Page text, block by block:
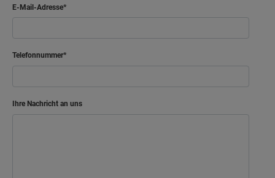
E-Mail-Adresse
Telefonnummer
Ihre Nachricht an uns